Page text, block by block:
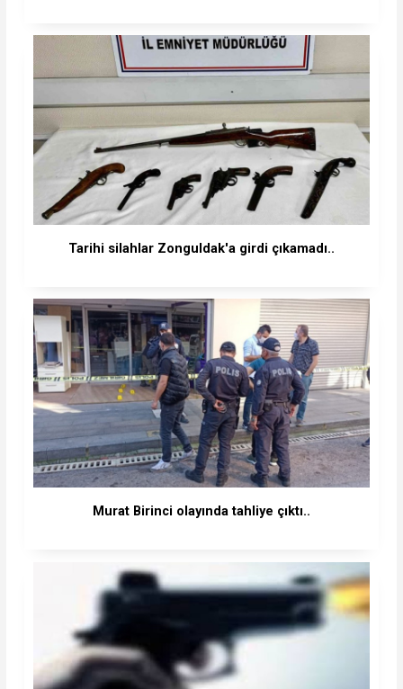
Tarihi silahlar Zonguldak'a girdi çıkamadı..
Murat Birinci olayında tahliye çıktı..